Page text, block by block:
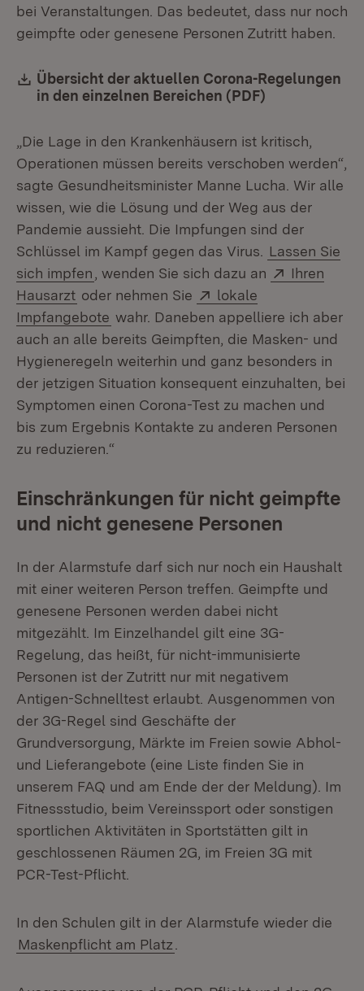
bei Veranstaltungen. Das bedeutet, dass nur noch
geimpfte oder genesene Personen Zutritt haben.
Download:
Übersicht der aktuellen Corona-Regelungen
in den einzelnen Bereichen (PDF)
„Die Lage in den Krankenhäusern ist kritisch,
Operationen müssen bereits verschoben werden“,
sagte Gesundheitsminister Manne Lucha. Wir alle
wissen, wie die Lösung und der Weg aus der
Pandemie aussieht. Die Impfungen sind der
Schlüssel im Kampf gegen das Virus.
Lassen Sie
sich impfen , wenden Sie sich dazu an Extern:
Ihren
Hausarzt (Öffnet in neuem Fenster)
oder nehmen Sie Extern:
lokale
Impfangebote (Öffnet in neuem Fenster)
wahr. Daneben appelliere ich aber
auch an alle bereits Geimpften, die Masken- und
Hygieneregeln weiterhin und ganz besonders in
der jetzigen Situation konsequent einzuhalten, bei
Symptomen einen Corona-Test zu machen und
bis zum Ergebnis Kontakte zu anderen Personen
zu reduzieren.“
Einschränkungen für nicht geimpfte
und nicht genesene Personen
In der Alarmstufe darf sich nur noch ein Haushalt
mit einer weiteren Person treffen. Geimpfte und
genesene Personen werden dabei nicht
mitgezählt. Im Einzelhandel gilt eine 3G-
Regelung, das heißt, für nicht-immunisierte
Personen ist der Zutritt nur mit negativem
Antigen-Schnelltest erlaubt. Ausgenommen von
der 3G-Regel sind Geschäfte der
Grundversorgung, Märkte im Freien sowie Abhol-
und Lieferangebote (eine Liste finden Sie in
unserem FAQ und am Ende der der Meldung). Im
Fitnessstudio, beim Vereinssport oder sonstigen
sportlichen Aktivitäten in Sportstätten gilt in
geschlossenen Räumen 2G, im Freien 3G mit
PCR-Test-Pflicht.
In den Schulen gilt in der Alarmstufe wieder die
Maskenpflicht am Platz